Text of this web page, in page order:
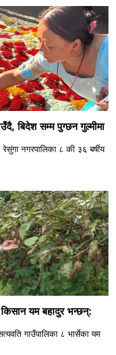
बिदेश सम्म पुग्छन गुल्मीमा
नगरपालिका ८ की ३६ बर्षीय
किसान यम बहादुर भन्छन्:
गाउँपालिका ८ भार्सेका यम